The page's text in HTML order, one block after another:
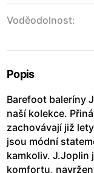
Voděodolnost:
Popis
Barefoot baleríny
naší kolekce.
zachovávají již
jsou módní
kamkoliv. J.Joplin
komfortu,